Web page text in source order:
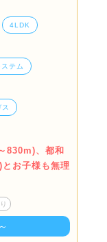
4LDK
テム
830m)、都和
お子様も無理